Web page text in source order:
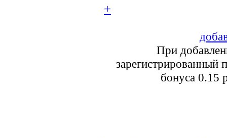
+
При
зарегистрированный
бонуса 0.15